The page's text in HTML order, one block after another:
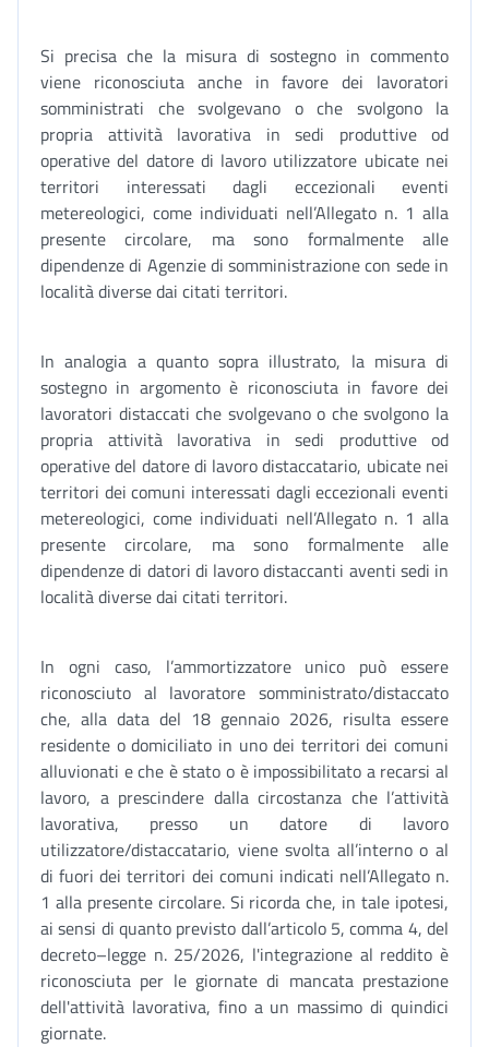
Si precisa che la misura di sostegno in commento
viene riconosciuta anche in favore dei lavoratori
somministrati che svolgevano o che svolgono la
propria attività lavorativa in sedi produttive od
operative del datore di lavoro utilizzatore ubicate nei
territori interessati dagli eccezionali eventi
metereologici, come individuati nell’Allegato n. 1 alla
presente circolare, ma sono formalmente alle
dipendenze di Agenzie di somministrazione con sede in
località diverse dai citati territori.
In analogia a quanto sopra illustrato, la misura di
sostegno in argomento è riconosciuta in favore dei
lavoratori distaccati che svolgevano o che svolgono la
propria attività lavorativa in sedi produttive od
operative del datore di lavoro distaccatario, ubicate nei
territori dei comuni interessati dagli eccezionali eventi
metereologici, come individuati nell’Allegato n. 1 alla
presente circolare, ma sono formalmente alle
dipendenze di datori di lavoro distaccanti aventi sedi in
località diverse dai citati territori.
In ogni caso, l’ammortizzatore unico può essere
riconosciuto al lavoratore somministrato/distaccato
che, alla data del 18 gennaio 2026, risulta essere
residente o domiciliato in uno dei territori dei comuni
alluvionati e che è stato o è impossibilitato a recarsi al
lavoro, a prescindere dalla circostanza che l’attività
lavorativa, presso un datore di lavoro
utilizzatore/distaccatario, viene svolta all’interno o al
di fuori dei territori dei comuni indicati nell’Allegato n.
1 alla presente circolare. Si ricorda che, in tale ipotesi,
ai sensi di quanto previsto dall’articolo 5, comma 4, del
decreto–legge n. 25/2026, l'integrazione al reddito è
riconosciuta per le giornate di mancata prestazione
dell'attività lavorativa, fino a un massimo di quindici
giornate.